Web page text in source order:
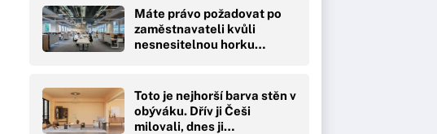
Máte právo požadovat po
zaměstnavateli kvůli
nesnesitelnou horku…
Toto je nejhorší barva stěn v
obýváku. Dřív ji Češi
milovali, dnes ji…